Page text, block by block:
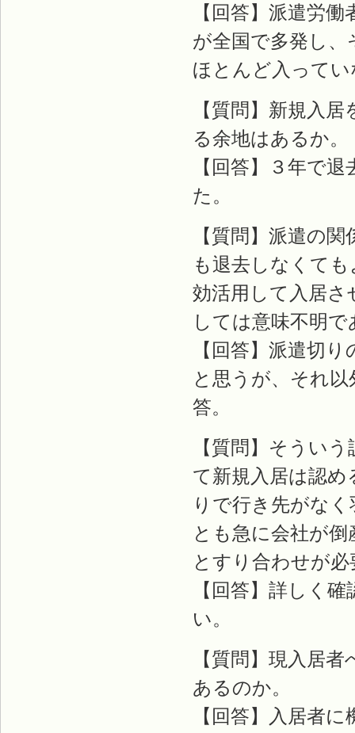
【回答】派遣労
が全国で多発し
ほとんど入って
【質問】新規入
る余地はあるか。
【回答】３年で
た。
【質問】派遣の
も退去しなくて
効活用して入居
しては意味不明で
【回答】派遣切
と思うが、それ
答。
【質問】そうい
て新規入居は認
りで行き先がな
とも急に会社が
とすり合わせが
【回答】詳しく
い。
【質問】現入居
あるのか。
【回答】入居者